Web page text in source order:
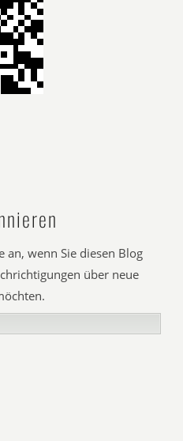
an, wenn Sie diesen Blog
über neue